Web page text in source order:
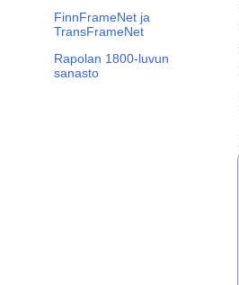
FinnFrameNet ja
TransFrameNet
Rapolan 1800-luvun
sanasto